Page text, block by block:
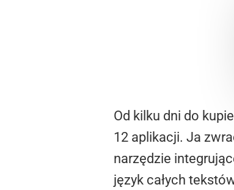
Od kilku dni do
12 aplikacji. Ja
narzędzie
język całych